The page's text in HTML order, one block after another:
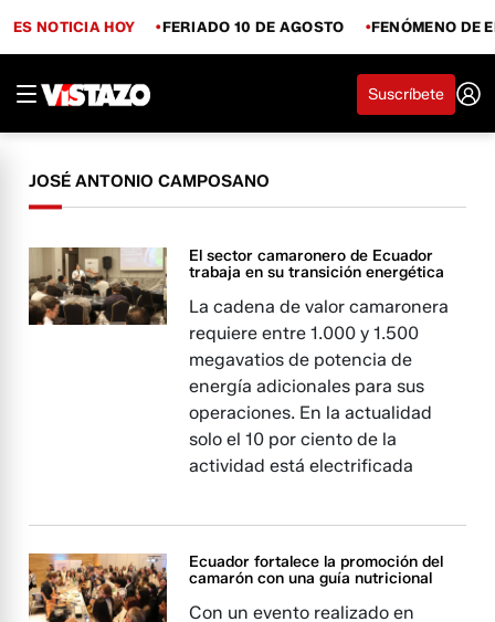
ES NOTICIA HOY FERIADO 10 DE AGOSTO FENÓMENO DE
Suscríbete
JOSÉ ANTONIO CAMPOSANO
El sector camaronero de Ecuador
trabaja en su transición energética
La cadena de valor camaronera
requiere entre 1.000 y 1.500
megavatios de potencia de
energía adicionales para sus
operaciones. En la actualidad
solo el 10 por ciento de la
actividad está electrificada
Ecuador fortalece la promoción del
camarón con una guía nutricional
Con un evento realizado en